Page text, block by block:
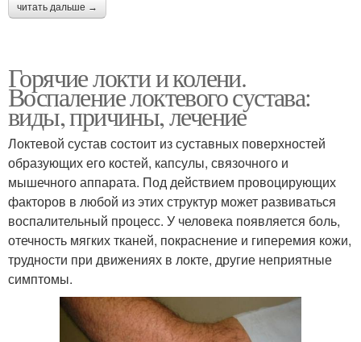
читать дальше →
Горячие локти и колени.
Воспаление локтевого сустава:
виды, причины, лечение
Локтевой сустав состоит из суставных поверхностей
образующих его костей, капсулы, связочного и
мышечного аппарата. Под действием провоцирующих
факторов в любой из этих структур может развиваться
воспалительный процесс. У человека появляется боль,
отечность мягких тканей, покраснение и гиперемия кожи,
трудности при движениях в локте, другие неприятные
симптомы.